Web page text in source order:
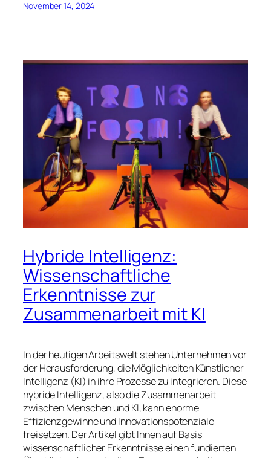
November 14, 2024
Hybride Intelligenz:
Wissenschaftliche
Erkenntnisse zur
Zusammenarbeit mit KI
In der heutigen Arbeitswelt stehen Unternehmen vor
der Herausforderung, die Möglichkeiten Künstlicher
Intelligenz (KI) in ihre Prozesse zu integrieren. Diese
hybride Intelligenz, also die Zusammenarbeit
zwischen Menschen und KI, kann enorme
Effizienzgewinne und Innovationspotenziale
freisetzen. Der Artikel gibt Ihnen auf Basis
wissenschaftlicher Erkenntnisse einen fundierten